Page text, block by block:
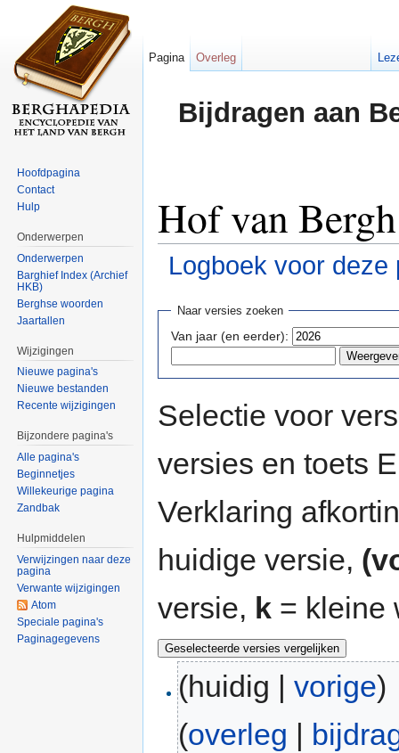
Bijdragen aan
Hof van
Logboek voor deze
Naar versies zoeken
Van jaar (en eerder):
Selectie voor
versies en toets
Verklaring
huidige versie,
versie, k = kleine
(huidig |vorige)
(overleg |
Pagina Overleg
Hoofdpagina
Contact
Hulp
Onderwerpen
Onderwerpen
Barghief Index (Archief
HKB)
Berghse woorden
Jaartallen
Wijzigingen
Nieuwe pagina's
Nieuwe bestanden
Recente wijzigingen
Bijzondere pagina's
Alle pagina's
Beginnetjes
Willekeurige pagina
Zandbak
Hulpmiddelen
Verwijzingen naar deze
pagina
Verwante wijzigingen
Atom
Speciale pagina's
Paginagegevens